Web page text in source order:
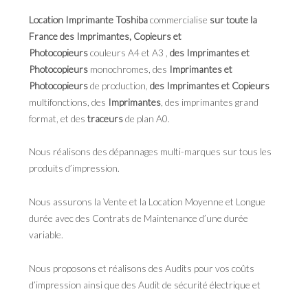
Location Imprimante Toshibacommercialise sur toute la
France des Imprimantes, Copieurs et
Photocopieurscouleurs A4 et A3 , des Imprimantes et
Photocopieurs monochromes, des Imprimantes et
Photocopieursde production, des Imprimantes et Copieurs
multifonctions, des Imprimantes , des imprimantes grand
format, et des traceursde plan A0.
Nous réalisons des dépannages multi-marques sur tous les
produits d’impression.
Nous assurons la Vente et la Location Moyenne et Longue
durée avec des Contrats de Maintenance d’une durée
variable.
Nous proposons et réalisons des Audits pour vos coûts
d’impression ainsi que des Audit de sécurité électrique et